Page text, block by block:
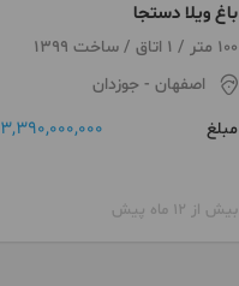
باغ ویلا دستجا
100 متر / 1 اتاق / ساخت 1399
اصفهان - جوزدان
مبلغ
3,390,000,000 تومان
بیش از 12 ماه پیش